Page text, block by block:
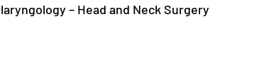
– Head and Neck Surgery